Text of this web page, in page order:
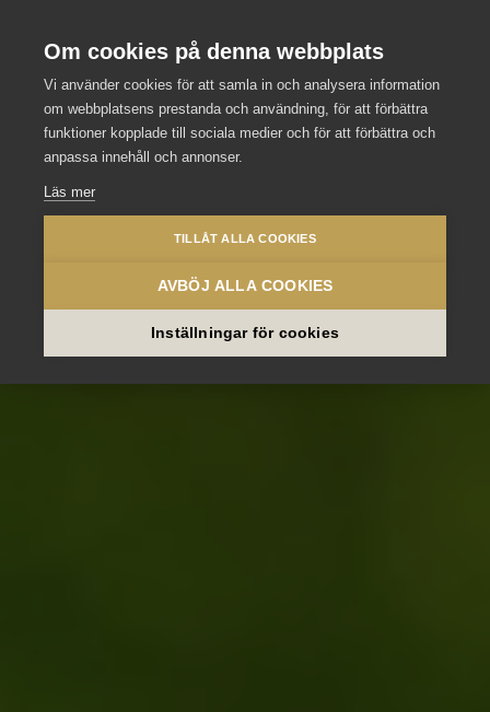
Se våra andra slott och hotell
Om cookies på denna webbplats
Vi använder cookies för att samla in och analysera information
om webbplatsens prestanda och användning, för att förbättra
funktioner kopplade till sociala medier och för att förbättra och
anpassa innehåll och annonser.
Läs mer
TILLÅT ALLA COOKIES
AVBÖJ ALLA COOKIES
Inställningar för cookies